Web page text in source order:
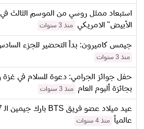
استبعاد ممثل روسي من الموسم الثالث
الأبيض" الامريكي
منذ 3 سنوات
جيمس كاميرون: بدأ التحضير للجزء السادس
منذ 3 سنوات
حفل جوائز الجرامي: دعوة للسلام في غزة
بجائزة ألبوم العام
منذ 3 سنوات
عالمياً
منذ 4 سنوات